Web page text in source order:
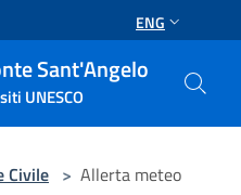
ENG
Sant'Angelo
UNESCO
Civile > Allerta meteo